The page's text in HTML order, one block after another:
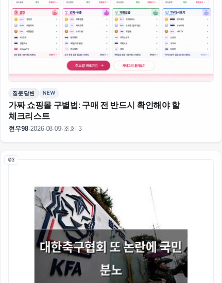
질문답변 NEW
가짜 쇼핑몰 구별법: 구매 전 반드시 확인해야 할
체크리스트
현우98·2026-08-09·조회 3
03